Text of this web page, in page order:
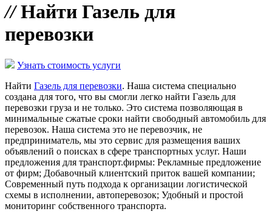
//Найти Газель для
перевозки
Узнать стоимость услуги
Найти Газель для перевозки. Наша система специально
создана для того, что вы смогли легко найти Газель для
перевозки груза и не только. Это система позволяющая в
минимальные сжатые сроки найти свободный автомобиль для
перевозок. Наша система это не перевозчик, не
предприниматель, мы это сервис для размещения ваших
объявлений о поисках в сфере транспортных услуг. Наши
предложения для транспорт.фирмы: Рекламные предложение
от фирм; Добавочный клиентский приток вашей компании;
Современный путь подхода к организации логистической
схемы в исполнении, автоперевозок; Удобный и простой
мониторинг собственного транспорта.